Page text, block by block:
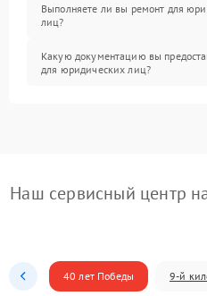
Выполняете ли вы ремонт для
лиц?
Какую документацию вы
для юридических лиц?
Наш сервисный центр
40 лет Победы 9-й